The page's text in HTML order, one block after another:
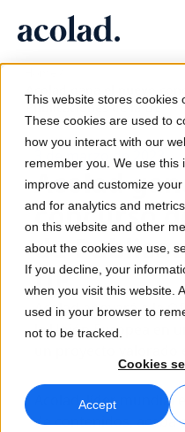
This website stores cookies
These cookies are used to
how you interact with our
remember you. We use this
improve and customize
and for analytics and
on this website and other
about the cookies we use,
If you decline, your
when you visit this website.
used in your browser to
not to be tracked.
Cookies
Accept
Traducción
Velocidad de IA,
Interpretación
Comunicación fluida, en
Medios y
Lleva historias a cada
Consultoría y
Lia Translate
Traducciones
Conectividad
Integración de flujos de
Interpretación por
Traducción de voz en
Garantía de calidad
Casos de éxito
Resultados reales de nuestros
Artículos
Opiniones expertas sobre
Ebooks
Guías y estrategias detalladas
Webinars a demanda
Sobre Acolad
Sostenibilidad
Partners
Noticias
Publicaciones de la UE
3 de marzo de 2023
Acolad
concurso
de
UE
Acolad apoyará a la
la Unión Europea en
un proyecto
Acolad, líder
de contenidos, acaba